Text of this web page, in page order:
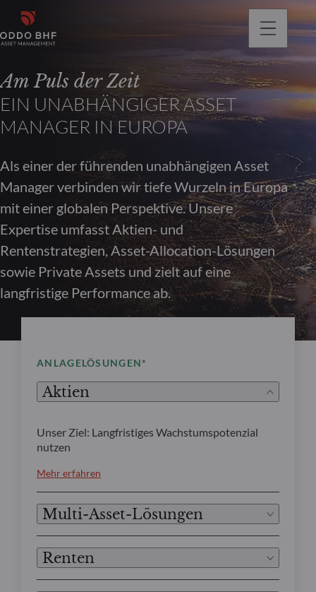
Am Puls der Zeit
EIN UNABHÄNGIGER ASSET
MANAGER IN EUROPA
Als einer der führenden unabhängigen Asset
Manager verbinden wir tiefe Wurzeln in Europa
mit einer globalen Perspektive. Unsere
Expertise umfasst Aktien- und
Rentenstrategien, Asset-Allocation-Lösungen
sowie Private Assets und zielt auf eine
langfristige Performance ab.
ANLAGELÖSUNGEN*
Aktien
Unser Ziel: Langfristiges Wachstumspotenzial
nutzen
Mehr erfahren
Multi-Asset-Lösungen
Renten